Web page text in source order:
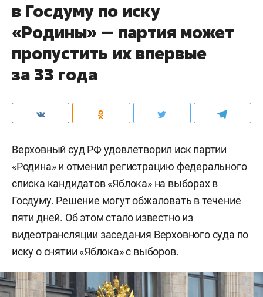
в Госдуму по иску
«Родины» — партия может
пропустить их впервые
за 33 года
Верховный суд РФ удовлетворил иск партии
«Родина» и отменил регистрацию федерального
списка кандидатов «Яблока» на выборах в
Госдуму. Решение могут обжаловать в течение
пяти дней. Об этом стало известно из
видеотрансляции заседания Верховного суда по
иску о снятии «Яблока» с выборов.